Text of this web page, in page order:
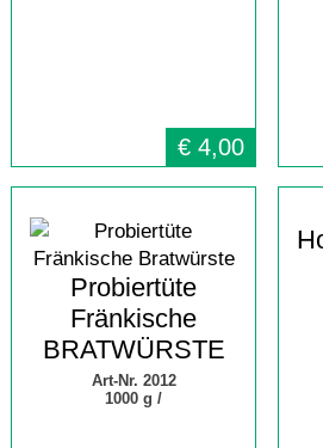
€ 4,00
Probiertüte
Fränkische
BRATWÜRSTE
Art-Nr. 2012
1000 g /